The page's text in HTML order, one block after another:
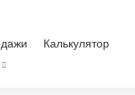
Калькулятор